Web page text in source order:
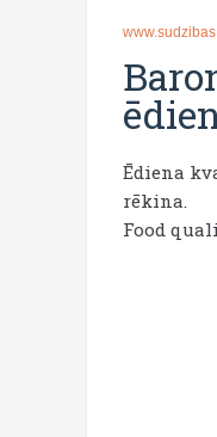
Ēdiena
rēkina.
Food